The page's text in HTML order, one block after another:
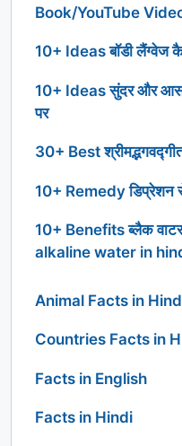
Book/YouTube
10+ Ideas बॉडी लैंग्वेज
10+ Ideas सुंदर और
पर
30+ Best
10+ Remedy डिप्रेशन
10+ Benefits ब्लैक
alkaline water in
Animal Facts in
Countries Facts in
Facts in English
Facts in Hindi